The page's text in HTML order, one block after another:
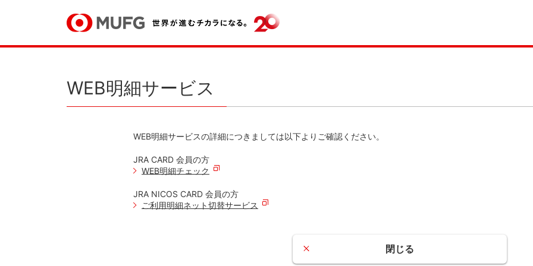
WEB明細サービス
WEB明細サービスの詳細につきましては以下よりご確認ください。
JRA CARD 会員の方
WEB明細チェック
JRA NICOS CARD 会員の方
ご利用明細ネット切替サービス
閉じる